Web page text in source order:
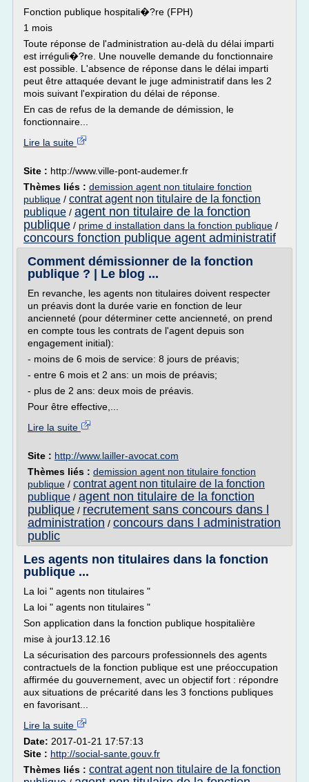
Fonction publique hospitali�?re (FPH)
1 mois
Toute réponse de l'administration au-delà du délai imparti
est irréguli�?re. Une nouvelle demande du fonctionnaire
est possible. L'absence de réponse dans le délai imparti
peut être attaquée devant le juge administratif dans les 2
mois suivant l'expiration du délai de réponse.
En cas de refus de la demande de démission, le
fonctionnaire...
Lire la suite
Site : http://www.ville-pont-audemer.fr
Thèmes liés : demission agent non titulaire fonction
publique / contrat agent non titulaire de la fonction
publique / agent non titulaire de la fonction
publique / prime d installation dans la fonction publique /
concours fonction publique agent administratif
Comment démissionner de la fonction
publique ? | Le blog ...
En revanche, les agents non titulaires doivent respecter
un préavis dont la durée varie en fonction de leur
ancienneté (pour déterminer cette ancienneté, on prend
en compte tous les contrats de l'agent depuis son
engagement initial):
- moins de 6 mois de service: 8 jours de préavis;
- entre 6 mois et 2 ans: un mois de préavis;
- plus de 2 ans: deux mois de préavis.
Pour être effective,...
Lire la suite
Site : http://www.lailler-avocat.com
Thèmes liés : demission agent non titulaire fonction
publique / contrat agent non titulaire de la fonction
publique / agent non titulaire de la fonction
publique / recrutement sans concours dans l
administration / concours dans l administration
public
Les agents non titulaires dans la fonction
publique ...
La loi " agents non titulaires "
La loi " agents non titulaires "
Son application dans la fonction publique hospitalière
mise à jour13.12.16
La sécurisation des parcours professionnels des agents
contractuels de la fonction publique est une préoccupation
affirmée du gouvernement, avec un objectif fort : répondre
aux situations de précarité dans les 3 fonctions publiques
en favorisant...
Lire la suite
Date: 2017-01-21 17:57:13
Site : http://social-sante.gouv.fr
Thèmes liés : contrat agent non titulaire de la fonction